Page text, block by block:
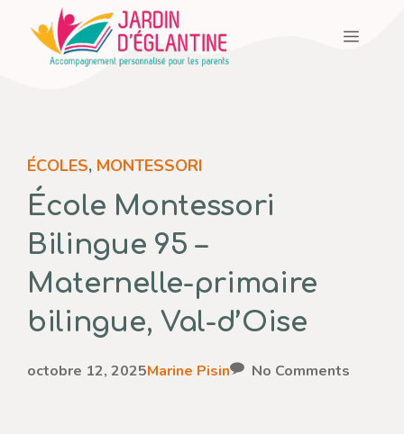
contenu
Menu
ÉCOLES, MONTESSORI
École Montessori
Bilingue 95 –
Maternelle-primaire
bilingue, Val-d’Oise
octobre 12, 2025Marine Pisin No Comments